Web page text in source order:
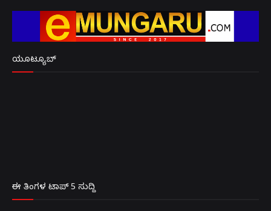
ಯೂಟ್ಯೂಬ್
ಈ ತಿಂಗಳ ಟಾಪ್ 5 ಸುದ್ದಿ